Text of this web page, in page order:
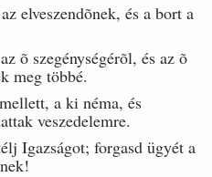
elveszendõnek, és a bort a
õ szegénységérõl, és az õ
meg többé.
a ki néma, és
veszedelemre.
Igazságot; forgasd ügyét a